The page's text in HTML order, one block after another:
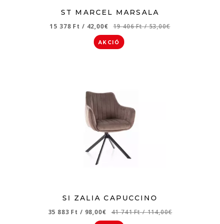
ST MARCEL MARSALA
15 378 Ft / 42,00€ 19 406 Ft/ 53,00€
AKCIÓ
SI ZALIA CAPUCCINO
35 883 Ft / 98,00€ 41 741 Ft/ 114,00€